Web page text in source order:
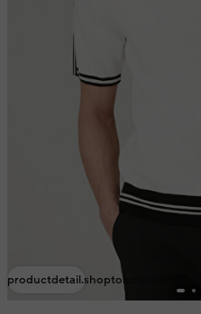
productdetail.shoptolook.mobile.title